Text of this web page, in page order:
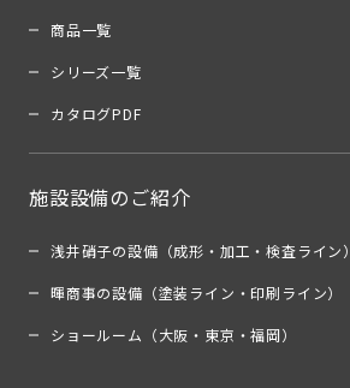
商品一覧
シリーズ一覧
カタログPDF
施設設備のご紹介
浅井硝子の設備（成形・加工・検査ライン）
暉商事の設備（塗装ライン・印刷ライン）
ショールーム（大阪・東京・福岡）